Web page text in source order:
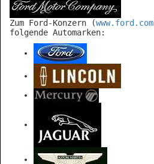
Zum Ford-Konzern (www.ford.com
folgende Automarken: